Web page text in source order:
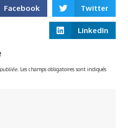
Facebook Twitter
LinkedIn
Les champs obligatoires sont indiqués